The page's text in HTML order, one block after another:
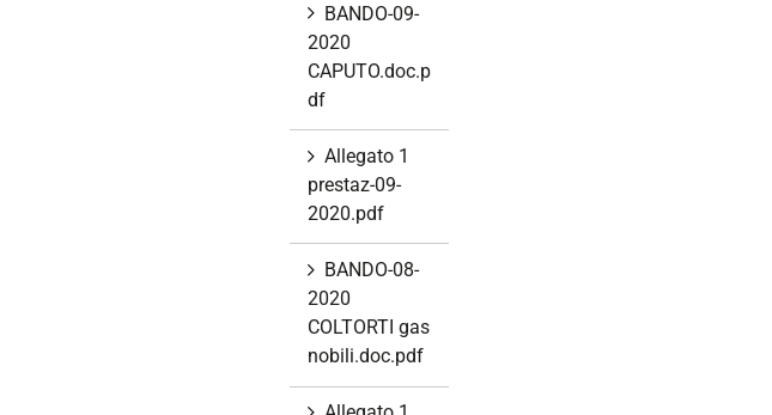
BANDO-09-
2020
CAPUTO.doc.p
df
Allegato 1
prestaz-09-
2020.pdf
BANDO-08-
2020
COLTORTI gas
nobili.doc.pdf